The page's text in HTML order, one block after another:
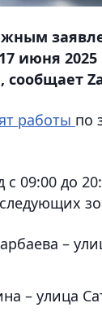
июня
работы по
09:00 до
–
– улица